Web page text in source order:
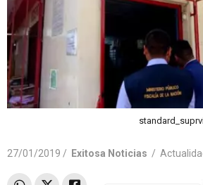
27/01/2019 / Exitosa Noticias /